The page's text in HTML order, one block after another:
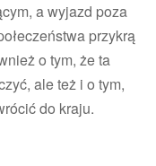
a wyjazd poza
przykrą
o tym, że ta
ale też i o tym,
do kraju.